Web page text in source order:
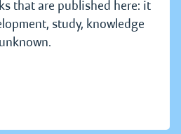
that are published here: it
study, knowledge